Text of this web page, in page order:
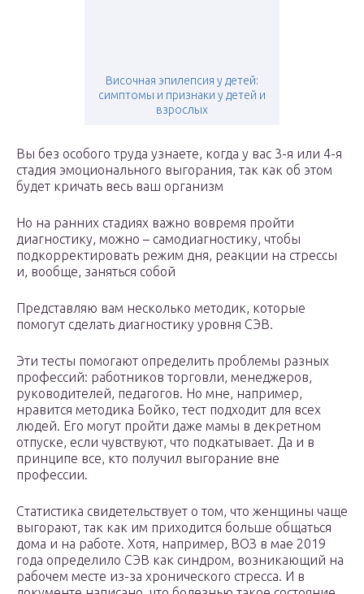
Височная эпилепсия у детей:
симптомы и признаки у детей и
взрослых
Вы без особого труда узнаете, когда у вас 3-я или 4-я
стадия эмоционального выгорания, так как об этом
будет кричать весь ваш организм
Но на ранних стадиях важно вовремя пройти
диагностику, можно – самодиагностику, чтобы
подкорректировать режим дня, реакции на стрессы
и, вообще, заняться собой
Представляю вам несколько методик, которые
помогут сделать диагностику уровня СЭВ.
Эти тесты помогают определить проблемы разных
профессий: работников торговли, менеджеров,
руководителей, педагогов. Но мне, например,
нравится методика Бойко, тест подходит для всех
людей. Его могут пройти даже мамы в декретном
отпуске, если чувствуют, что подкатывает. Да и в
принципе все, кто получил выгорание вне
профессии.
Статистика свидетельствует о том, что женщины чаще
выгорают, так как им приходится больше общаться
дома и на работе. Хотя, например, ВОЗ в мае 2019
года определило СЭВ как синдром, возникающий на
рабочем месте из-за хронического стресса. И в